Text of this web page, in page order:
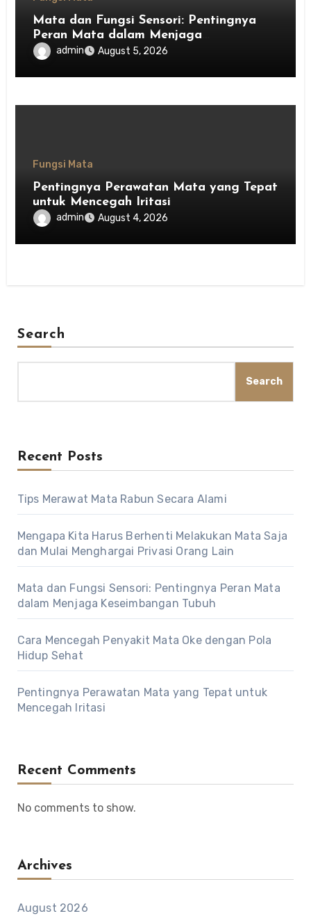
Mata dan Fungsi Sensori: Pentingnya
Peran Mata dalam Menjaga
Keseimbangan Tubuh
admin August 5, 2026
Fungsi Mata
Pentingnya Perawatan Mata yang Tepat
untuk Mencegah Iritasi
admin August 4, 2026
Search
Search
Recent Posts
Tips Merawat Mata Rabun Secara Alami
Mengapa Kita Harus Berhenti Melakukan Mata Saja
dan Mulai Menghargai Privasi Orang Lain
Mata dan Fungsi Sensori: Pentingnya Peran Mata
dalam Menjaga Keseimbangan Tubuh
Cara Mencegah Penyakit Mata Oke dengan Pola
Hidup Sehat
Pentingnya Perawatan Mata yang Tepat untuk
Mencegah Iritasi
Recent Comments
No comments to show.
Archives
August 2026